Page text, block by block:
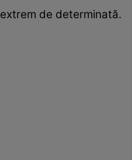
extrem de determinată.